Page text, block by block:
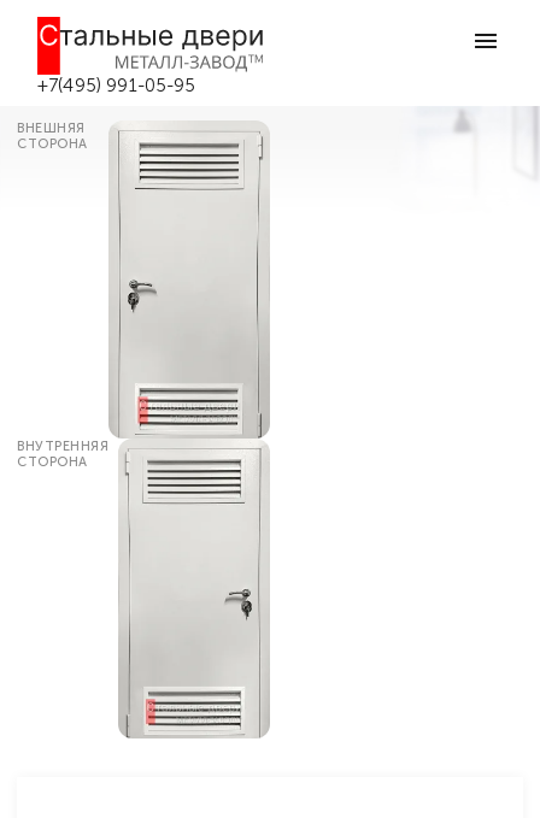
+7(495) 991-05-95
Дверь в котельную для частного
дома №21 в Москве
Главная
ВНЕШНЯЯ
СТОРОНА
ВНУТРЕННЯЯ
СТОРОНА